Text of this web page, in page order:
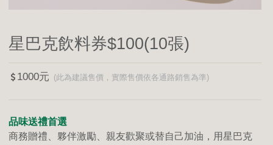
星巴克飲料券$100(10張)
1000
品味送禮首選
商務贈禮、夥伴激勵、親友歡聚或替自己加油，用星巴克